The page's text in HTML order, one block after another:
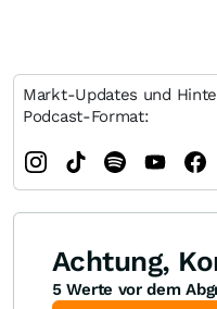
Markt-Updates und
Podcast-Format:
Achtung,
5 Werte vor dem